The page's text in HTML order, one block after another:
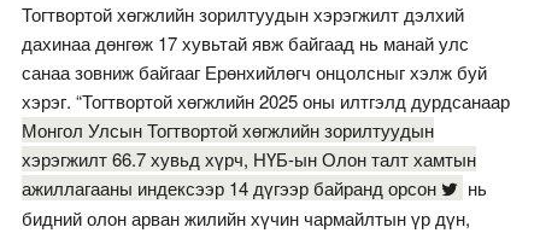
Тогтвортой хөгжлийн зорилтуудын хэрэгжилт дэлхий
дахинаа дөнгөж 17 хувьтай явж байгаад нь манай улс
санаа зовниж байгааг Ерөнхийлөгч онцолсныг хэлж буй
хэрэг. “Тогтвортой хөгжлийн 2025 оны илтгэлд дурдсанаар
Монгол Улсын Тогтвортой хөгжлийн зорилтуудын
хэрэгжилт 66.7 хувьд хүрч, НҮБ-ын Олон талт хамтын
ажиллагааны индексээр 14 дүгээр байранд орсон
нь
бидний олон арван жилийн хүчин чармайлтын үр дүн,